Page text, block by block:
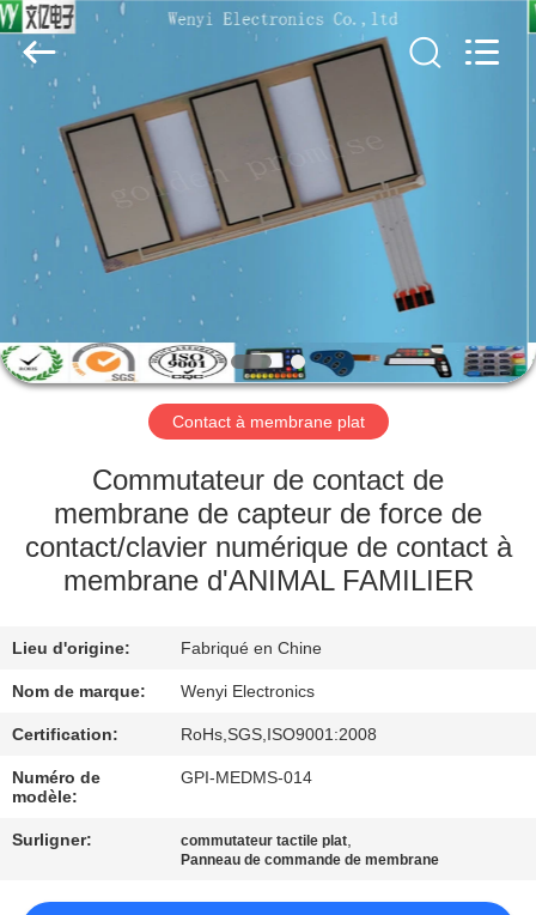
MAISON
DES
PRODUITS
AU
SUJET
DE
VISITE
D'USINE
DE
QUALITÉ
CONTACTEZ-
DEMANDEZ
Dongguan
Jinyuanhang
Electronic
Technology
Rights
Contact à membrane plat
Commutateur de contact de
membrane de capteur de force de
contact/clavier numérique de contact à
membrane d'ANIMAL FAMILIER
Lieu d'origine: Fabriqué en Chine
Nom de marque: Wenyi Electronics
Certification: RoHs,SGS,ISO9001:2008
Numéro de
modèle:
GPI-MEDMS-014
Surligner: commutateur tactile plat,
Panneau de commande de membrane